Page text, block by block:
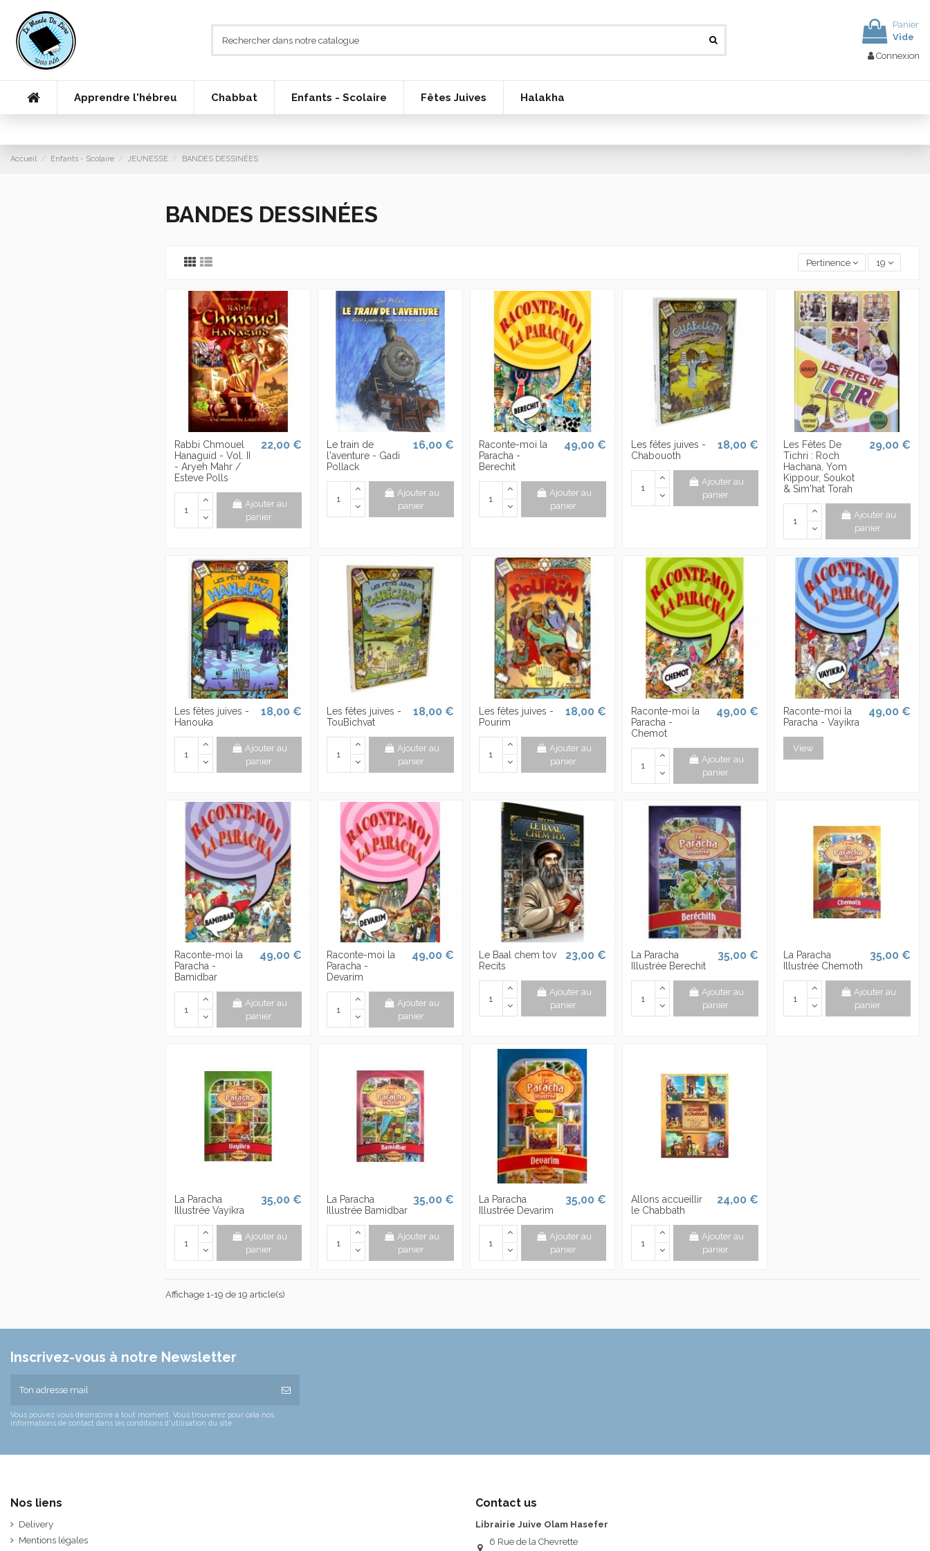
Panier
Vide
Connexion
Apprendre l'hébreu Chabbat Enfants - Scolaire Fêtes Juives Halakha
Accueil Enfants - Scolaire JEUNESSE BANDES DESSINÉES
BANDES DESSINÉES
Pertinence 19
Rabbi Chmouel
Hanaguid - Vol. II
- Aryeh Mahr /
Esteve Polls
22,00 €
Ajouter au
panier
Le train de
l'aventure - Gadi
Pollack
16,00 €
Ajouter au
panier
Raconte-moi la
Paracha -
Berechit
49,00 €
Ajouter au
panier
Les fêtes juives -
Chabouoth
18,00 €
Ajouter au
panier
Les Fêtes De
Tichri : Roch
Hachana, Yom
Kippour, Soukot
& Sim'hat Torah
29,00 €
Ajouter au
panier
Les fêtes juives -
Hanouka
18,00 €
Ajouter au
panier
Les fêtes juives -
TouBichvat
18,00 €
Ajouter au
panier
Les fêtes juives -
Pourim
18,00 €
Ajouter au
panier
Raconte-moi la
Paracha -
Chemot
49,00 €
Ajouter au
panier
Raconte-moi la
Paracha - Vayikra
49,00 €
View
Raconte-moi la
Paracha -
Bamidbar
49,00 €
Ajouter au
panier
Raconte-moi la
Paracha -
Devarim
49,00 €
Ajouter au
panier
Le Baal chem tov
Recits
23,00 €
Ajouter au
panier
La Paracha
Illustrée Berechit
35,00 €
Ajouter au
panier
La Paracha
Illustrée Chemoth
35,00 €
Ajouter au
panier
La Paracha
Illustrée Vayikra
35,00 €
Ajouter au
panier
La Paracha
Illustrée Bamidbar
35,00 €
Ajouter au
panier
La Paracha
Illustrée Devarim
35,00 €
Ajouter au
panier
Allons accueillir
le Chabbath
24,00 €
Ajouter au
panier
Affichage 1-19 de 19 article(s)
Inscrivez-vous à notre Newsletter
Vous pouvez vous désinscrire à tout moment. Vous trouverez pour cela nos
informations de contact dans les conditions d'utilisation du site.
Nos liens
Delivery
Mentions légales
Contact us
Librairie Juive Olam Hasefer
6 Rue de la Chevrette